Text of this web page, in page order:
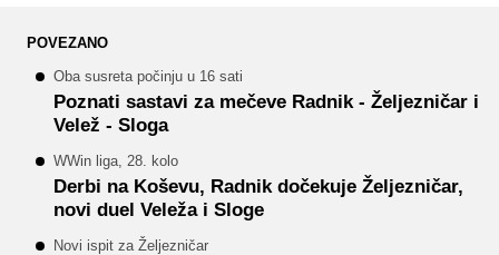
POVEZANO
Oba susreta počinju u 16 sati
Poznati sastavi za mečeve Radnik - Željezničar i
Velež - Sloga
WWin liga, 28. kolo
Derbi na Koševu, Radnik dočekuje Željezničar,
novi duel Veleža i Sloge
Novi ispit za Željezničar